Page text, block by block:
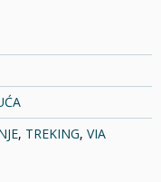
, TREKING, VIA